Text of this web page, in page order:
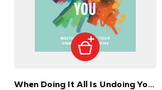
When Doing It All Is Undoing You Meeting God In Your Unmet Expectations